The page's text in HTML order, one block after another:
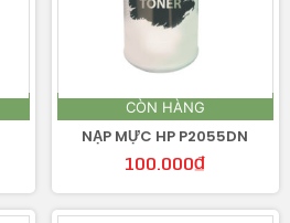
CÒN HÀNG
NẠP MỰC HP P2055DN
100.000₫